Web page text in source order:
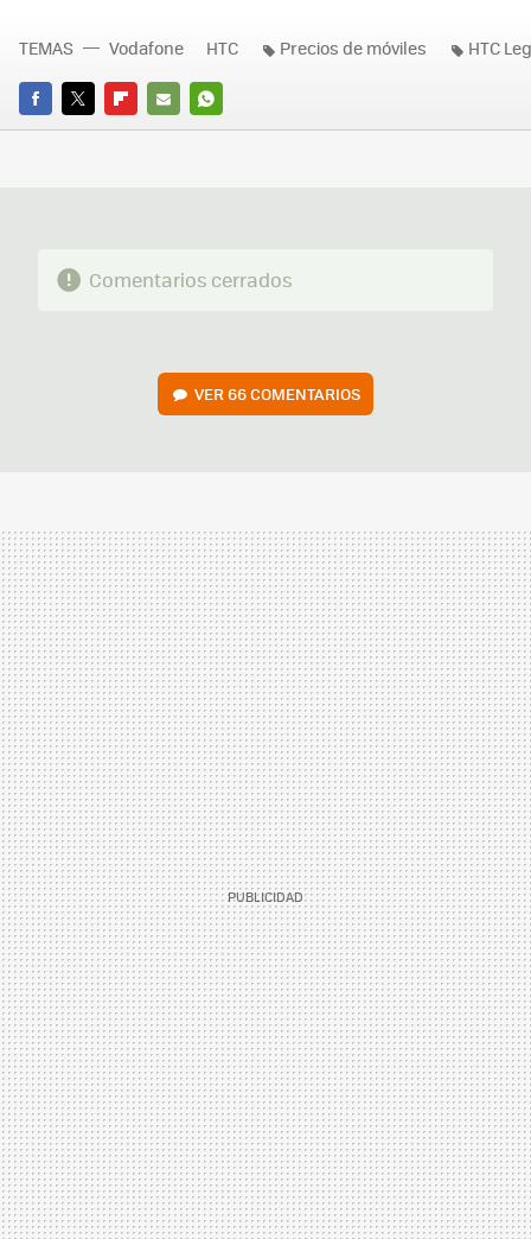
FACEBOOK
TWITTERFLIPBOARD
E-
WHATSAPP
TEMAS Vodafone HTC Precios de móviles HTC
Comentarios cerrados
VER 66 COMENTARIOS